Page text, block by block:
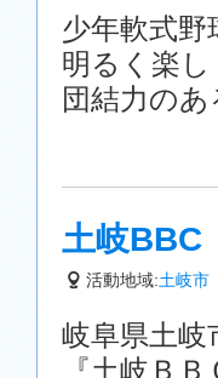
少年軟式野
明るく楽し
団結力の
土岐BBC
活動地域:土岐市
岐阜県土岐
『土岐ＢＢ